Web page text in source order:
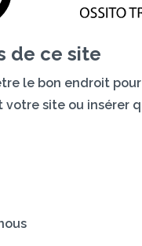
de ce site
le bon endroit
votre site ou insérer